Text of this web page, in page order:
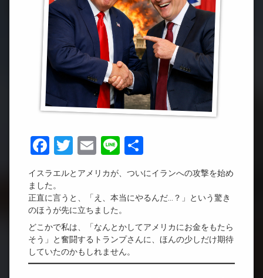
Facebook
Twitter
Email
Line
有
イスラエルとアメリカが、ついにイランへの攻撃を始め
ました。
正直に言うと、「え、本当にやるんだ…？」という驚き
のほうが先に立ちました。
どこかで私は、「なんとかしてアメリカにお金をもたら
そう」と奮闘するトランプさんに、ほんの少しだけ期待
していたのかもしれません。